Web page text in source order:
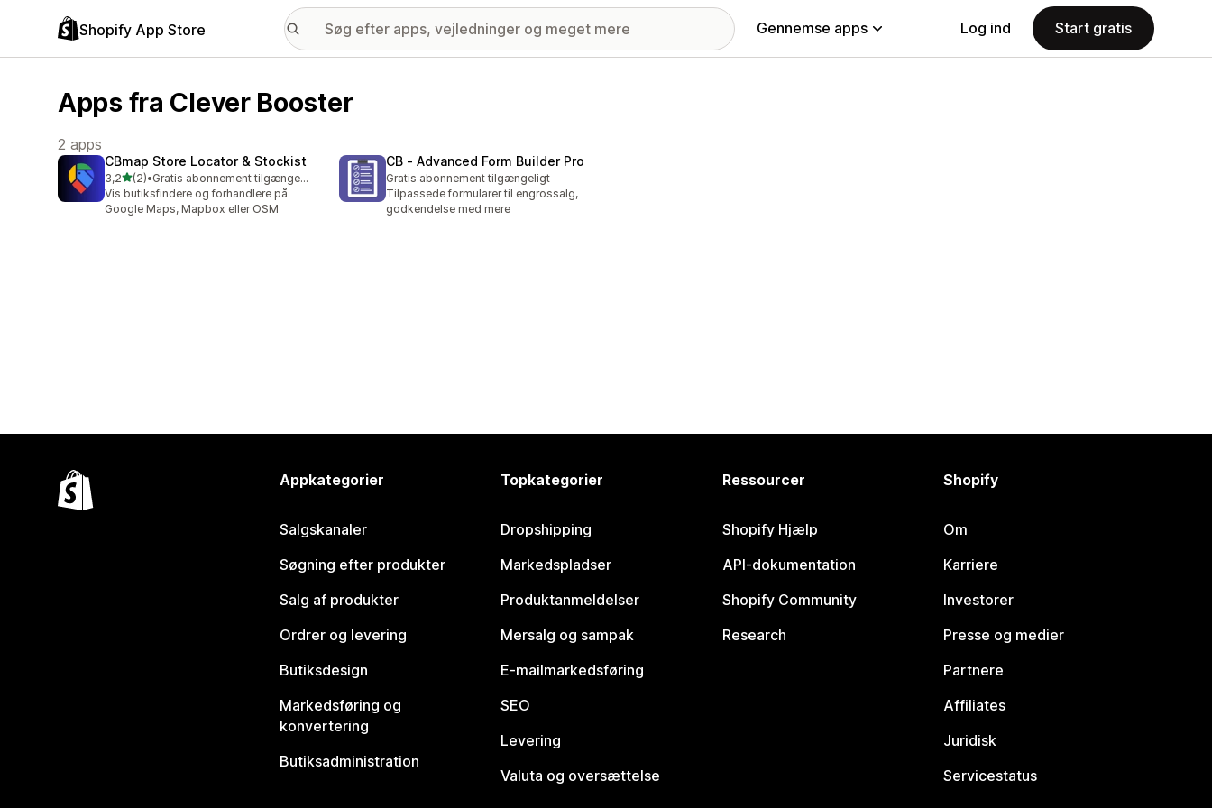
Shopify App Store Gennemse apps Log ind Start gratis
Apps fra Clever Booster
2 apps
CBmap Store Locator & Stockist
3,2ud af 5 stjerner
(2)
2 anmeldelser i alt
•
Gratis abonnement tilgængeligt
Vis butiksfindere og forhandlere på
Google Maps, Mapbox eller OSM
CB ‑ Advanced Form Builder Pro
Gratis abonnement tilgængeligt
Tilpassede formularer til engrossalg,
godkendelse med mere
Appkategorier
Salgskanaler
Søgning efter produkter
Salg af produkter
Ordrer og levering
Butiksdesign
Markedsføring og
konvertering
Butiksadministration
Topkategorier
Dropshipping
Markedspladser
Produktanmeldelser
Mersalg og sampak
E-mailmarkedsføring
SEO
Levering
Valuta og oversættelse
Ressourcer
Shopify Hjælp
API-dokumentation
Shopify Community
Research
Shopify
Om
Karriere
Investorer
Presse og medier
Partnere
Affiliates
Juridisk
Servicestatus